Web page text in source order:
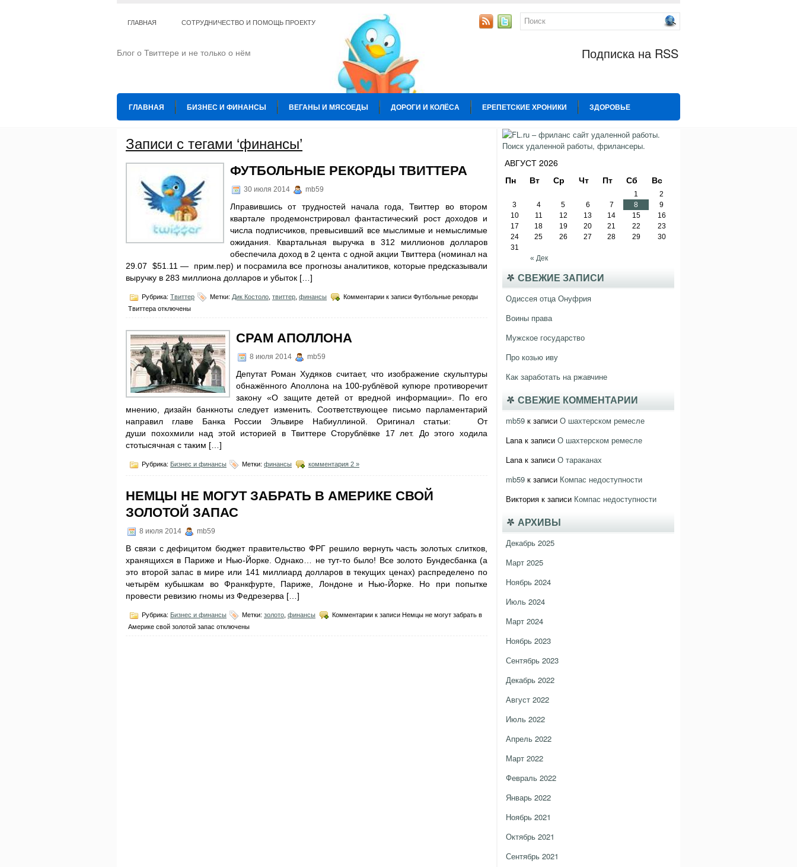
ГЛАВНАЯ СОТРУДНИЧЕСТВО И ПОМОЩЬ ПРОЕКТУ
Блог о Твиттере и не только о нём Подписка на RSS
ГЛАВНАЯ БИЗНЕС И ФИНАНСЫ ВЕГАНЫ И МЯСОЕДЫ ДОРОГИ И КОЛЁСА ЕРЕПЕТСКИЕ ХРОНИКИ ЗДОРОВЬЕ
ОТНОШЕНИЯ СПОРТ ТВИТТЕР
ТЕ КОГО ПРИРУЧИЛИ
Записи с тегами ‘финансы’
ФУТБОЛЬНЫЕ РЕКОРДЫ ТВИТТЕРА
30 июля 2014 mb59
Лправившись от трудностей начала года, Твиттер во втором
квартале продемонстрировал фантастический рост доходов и
числа подписчиков, превысивший все мыслимые и немыслимые
ожидания. Квартальная выручка в 312 миллионов долларов
обеспечила доход в 2 цента с одной акции Твиттера (номинал на
29.07 $51.11 — прим.пер) и посрамила все прогнозы аналитиков, которые предсказывали
выручку в 283 миллиона долларов и убыток […]
Рубрика: Твиттер Метки: Дик Костоло твиттер финансы Комментарии к записи Футбольные рекорды
Твиттера отключены
СРАМ АПОЛЛОНА
8 июля 2014 mb59
Депутат Роман Худяков считает, что изображение скульптуры
обнажённого Аполлона на 100-рублёвой купюре противоречит
закону «О защите детей от вредной информации». По его
мнению, дизайн банкноты следует изменить. Соответствующее письмо парламентарий
направил главе Банка России Эльвире Набиуллиной. Оригинал статьи: От
души похохмили над этой историей в Твиттере Сторублёвке 17 лет. До этого ходила
стотысячная с таким […]
Рубрика: Бизнес и финансы Метки: финансы комментария 2 »
НЕМЦЫ НЕ МОГУТ ЗАБРАТЬ В АМЕРИКЕ СВОЙ
ЗОЛОТОЙ ЗАПАС
8 июля 2014 mb59
В связи с дефицитом бюджет правительство ФРГ решило вернуть часть золотых слитков,
хранящихся в Париже и Нью-Йорке. Однако… не тут-то было! Все золото Бундесбанка (а
это второй запас в мире или 141 миллиард долларов в текущих ценах) распределено по
четырём кубышкам во Франкфурте, Париже, Лондоне и Нью-Йорке. Но при попытке
провести ревизию гномы из Федрезерва […]
Рубрика: Бизнес и финансы Метки: золото финансы Комментарии к записи Немцы не могут забрать в
Америке свой золотой запас отключены
АВГУСТ 2026
Пн
Вт Ср Чт Пт Сб Вс
« Дек
1
2
3
4 5 6 7 8
9
10
11 12 13 14 15
16
17
18 19 20 21 22
23
24
25 26 27 28 29
30
31
СВЕЖИЕ ЗАПИСИ
Одиссея отца Онуфрия
Воины права
Мужское государство
Про козью иву
Как заработать на ржавчине
СВЕЖИЕ КОММЕНТАРИИ
mb59 к записи О шахтерском ремесле
Lana к записи О шахтерском ремесле
Lana к записи О тараканах
mb59 к записи Компас недоступности
Виктория к записи Компас недоступности
АРХИВЫ
Декабрь 2025
Март 2025
Ноябрь 2024
Июль 2024
Март 2024
Ноябрь 2023
Сентябрь 2023
Декабрь 2022
Август 2022
Июль 2022
Апрель 2022
Март 2022
Февраль 2022
Январь 2022
Ноябрь 2021
Октябрь 2021
Сентябрь 2021